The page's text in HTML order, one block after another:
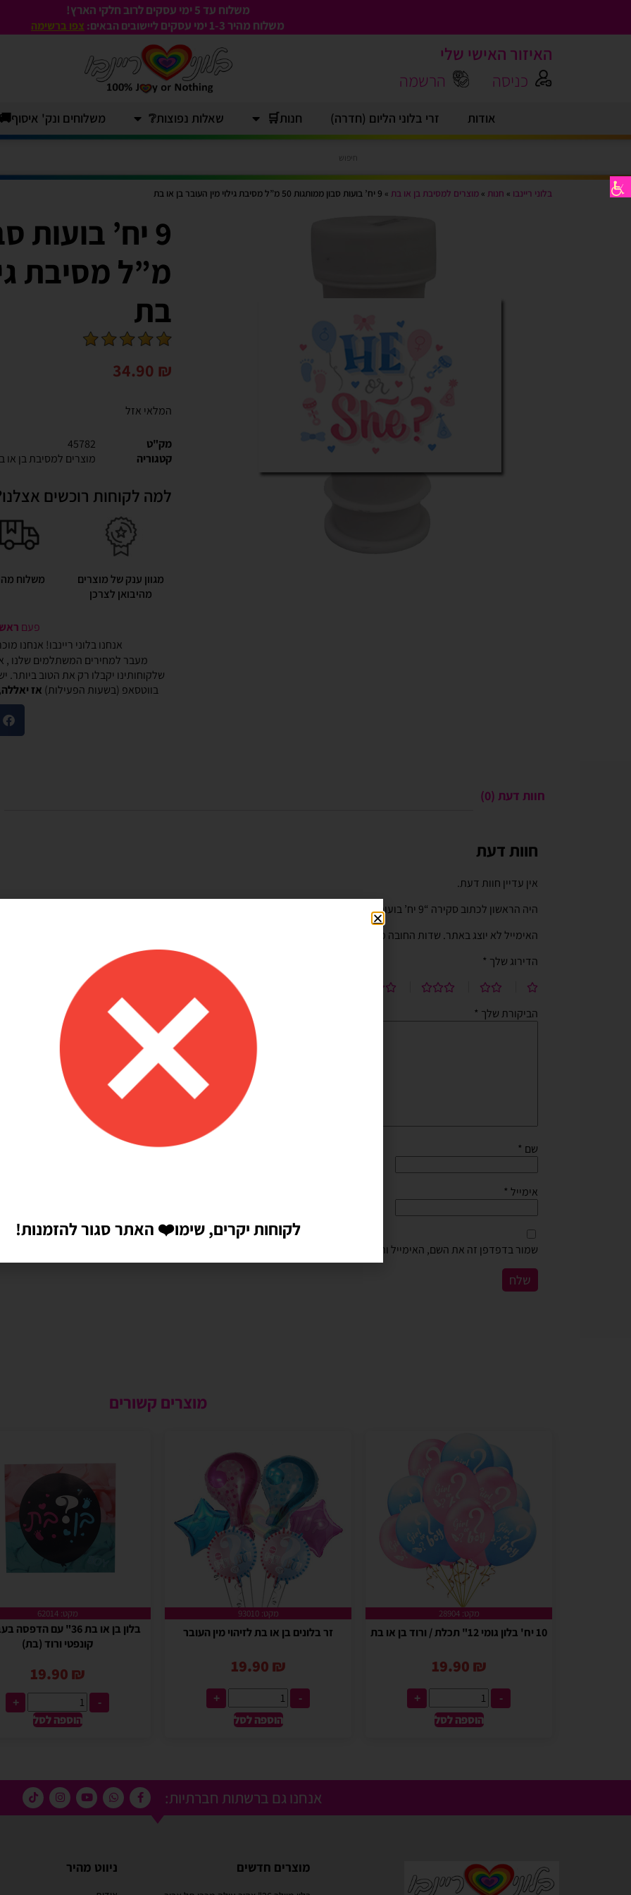
משלוח עד 5 ימי עסקים לרוב חלקי הארץ!
משלוח מהיר 1-3
ימי עסקים ליישובים הבאים: צפו ברשימה
האיזור האישי שלי
כניסה
הרשמה
אודות זרי בלוני הליום (חדרה) חנות🛒 שאלות נפוצות❔ משלוחים ונק' איסוף🚚
בלוני ריינבו » חנות » מוצרים למסיבת בן או בת » 9 יח’ בועות סבון ממותגות 50 מ”ל מסיבת גילוי מין העובר בן או בת
מ”ל מסיבת
בת
34.90 ₪
המלאי אזל
מק"ט
45782
קטגוריה
מוצרים למסיבת בן או
למה לקוחות רוכשים
מגוון ענק של מוצרים
מהיבואן לצרכן
משלוח
פעם
אנחנו בלוני ריינבו! אנחנו
מעבר למחירים המשתלמים שלנו ,
שלקוחותינו יקבלו רק את הטוב
בווטסאפ (בשעות הפעילות) אז
חוות דעת (0)
חוות דעת
אין עדיין חוות דעת.
היה הראשון לכתוב סקירה “9 יח’ בועות סבון ממותגות 50 מ”ל מסיבת גילוי מין העובר בן או בת”
האימייל לא יוצג באתר. שדות החובה מסומנים
הדירוג שלך *
הביקורת שלך *
שם *
אימייל *
שמור בדפדפן זה את השם, האימייל והאתר שלי לפעם הבאה שאגיב.
בלוני ריינבאו הפכו להיות חלק קסום בבוקר
יומההולדת המשפחתי שלנו. מוצרים יפים, מבצעים
טובים ושירות נוח מהיר יעיל ואמין. אפשרות נוחה
מוצרים קשורים
מקט: 28904
10 יח' בלון גומי 12" תכלת / ורוד בן או בת
19.90 ₪
-
+
הוספה לסל
מקט: 93010
זר בלונים בן או בת לזיהוי מין העובר
19.90 ₪
-
+
הוספה לסל
מקט: 62014
בלון בן או בת 36" עם
קונפטי ורוד (בת)
19.90 ₪
-
+
הוספה לסל
אנחנו גם ברשתות חברתיות:
מוצרים חדשים ניווט מהיר
לקוחות יקרים, שימו❤️ האתר סגור להזמנות!